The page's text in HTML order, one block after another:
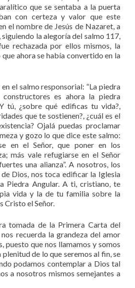
que se sentaba a la puerta
con certeza y valor que este
el nombre de Jesús de Nazaret, a
la alegoría del salmo 117,
rechazada por ellos mismos, la
ahora se había convertido en la
el salmo responsorial: “La piedra
constructores es ahora la piedra
tú, ¿sobre qué edificas tu vida?,
que te sostienen?, ¿cuál es el
Ojalá puedas proclamar
y gozo lo que dice este salmo:
en el Señor, que poner en los
más vale refugiarse en el Señor
una alianza”. A nosotros, los
Dios, nos toca edificar la Iglesia
Piedra Angular. A ti, cristiano, te
vida y la de tu familia sobre la
Cristo el Señor.
tomada de la Primera Carta del
recuerda la grandeza del amor
puesto que nos llamamos y somos
de lo que seremos al fin, se
podamos contemplar a Dios tal
a nosotros mismos semejantes a